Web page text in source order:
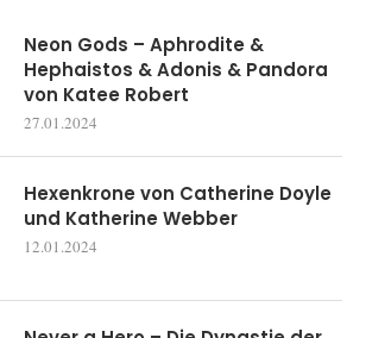
Neon Gods – Aphrodite &
Hephaistos & Adonis & Pandora
von Katee Robert
27.01.2024
Hexenkrone von Catherine Doyle
und Katherine Webber
12.01.2024